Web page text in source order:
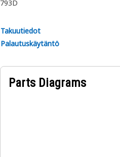
793D
Takuutiedot
Palautuskäytäntö
Parts Diagrams